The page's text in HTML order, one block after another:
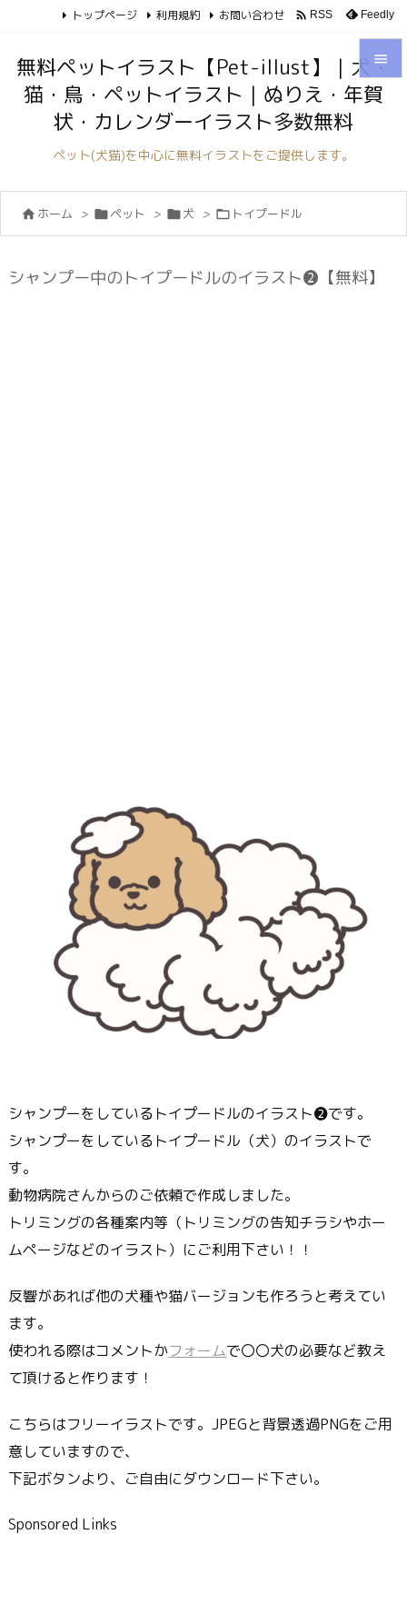



トップページ 利用規約 お問い合わせ  RSS Feedly
無料ペットイラスト【Pet-illust】｜犬・
猫・鳥・ペットイラスト｜ぬりえ・年賀
状・カレンダーイラスト多数無料
ペット(犬猫)を中心に無料イラストをご提供します。
 ホーム > ペット > 犬 >  トイプードル
シャンプー中のトイプードルのイラスト❷【無料】
シャンプーをしているトイプードルのイラスト❷です。
シャンプーをしているトイプードル（犬）のイラストで
す。
動物病院さんからのご依頼で作成しました。
トリミングの各種案内等（トリミングの告知チラシやホー
ムページなどのイラスト）にご利用下さい！！
反響があれば他の犬種や猫バージョンも作ろうと考えてい
ます。
使われる際はコメントかフォームで〇〇犬の必要など教え
て頂けると作ります！
こちらはフリーイラストです。JPEGと背景透過PNGをご用
意していますので、
下記ボタンより、ご自由にダウンロード下さい。
Sponsored Links